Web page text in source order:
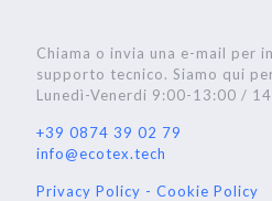
Chiama o invia una e-mail per
supporto tecnico. Siamo qui
Lunedì-Venerdi 9:00-13:00 /
+39 0874 39 02 79
info@ecotex.tech
Privacy Policy - Cookie Policy